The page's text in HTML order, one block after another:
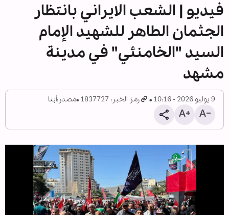
فيديو | الشعب الايراني بانتظار
الجثمان الطاهر للشهيد الإمام
السيد "الخامنئي" في مدينة
مشهد
9 يوليو 2026 - 10:16 رمز الخبر: 1837727 مصدر:أبنا